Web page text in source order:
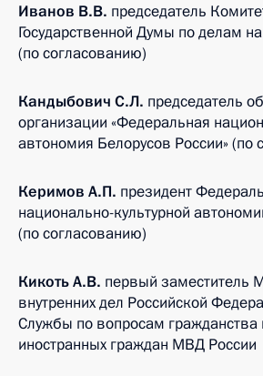
Иванов В.В. председатель
Государственной Думы по делам
(по согласованию)
Кандыбович С.Л. председатель
организации «Федеральная
автономия Белорусов России» (по
Керимов А.П. президент
национально-культурной
(по согласованию)
Кикоть А.В. первый заместитель
внутренних дел Российской
Службы по вопросам гражданства
иностранных граждан МВД России